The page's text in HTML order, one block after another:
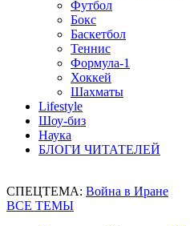
Футбол
Бокс
Баскетбол
Теннис
Формула-1
Хоккей
Шахматы
Lifestyle
Шоу-биз
Наука
БЛОГИ ЧИТАТЕЛЕЙ
СПЕЦТЕМА: Война в Иране
ВСЕ ТЕМЫ